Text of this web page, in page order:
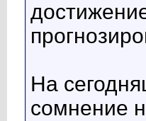
На
сомнение